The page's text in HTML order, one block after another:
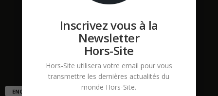
salons s'adressant aux professionnels de la construction Hors Site.
Contactez-nous:contact@hors-site.com
ENCORE PLUS D'ARTICLES
Inscrivez vous à la
Newsletter
Hors-Site
Hors-Site utilisera votre email pour vous
transmettre les dernières actualités du
monde Hors-Site.